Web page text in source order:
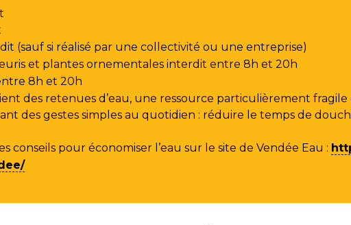
(sauf si réalisé par une collectivité ou une entreprise)
et plantes ornementales interdit entre 8h et 20h
8h et 20h
des retenues d’eau, une ressource particulièrement
des gestes simples au quotidien : réduire le temps de
conseils pour économiser l’eau sur le site de Vendée Eau :